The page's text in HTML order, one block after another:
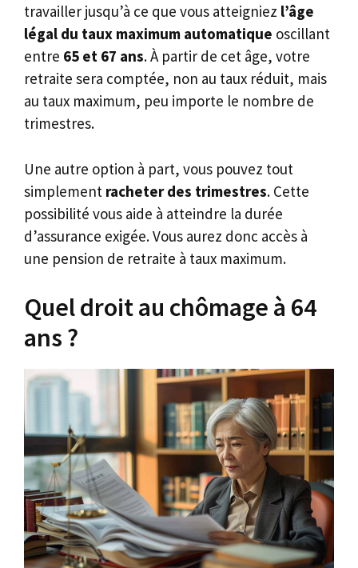
travailler jusqu’à ce que vous atteigniez l’âge
légal du taux maximum automatique oscillant
entre 65 et 67 ans. À partir de cet âge, votre
retraite sera comptée, non au taux réduit, mais
au taux maximum, peu importe le nombre de
trimestres.
Une autre option à part, vous pouvez tout
simplement racheter des trimestres. Cette
possibilité vous aide à atteindre la durée
d’assurance exigée. Vous aurez donc accès à
une pension de retraite à taux maximum.
Quel droit au chômage à 64
ans ?